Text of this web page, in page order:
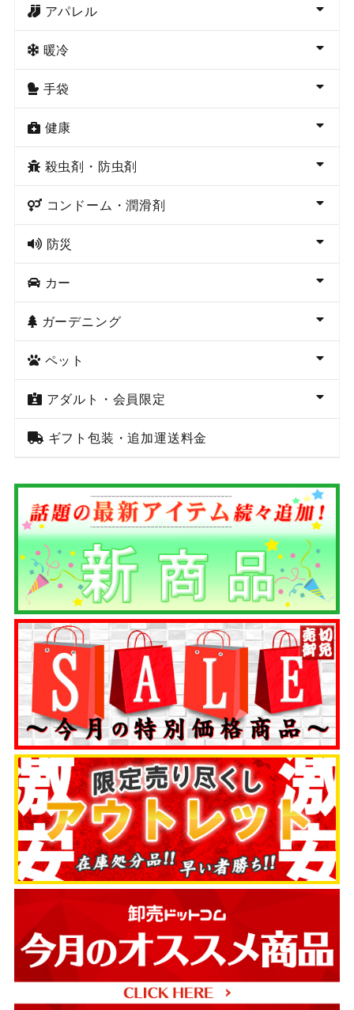
アパレル
暖冷
手袋
健康
殺虫剤・防虫剤
コンドーム・潤滑剤
防災
カー
ガーデニング
ペット
アダルト・会員限定
ギフト包装・追加運送料金